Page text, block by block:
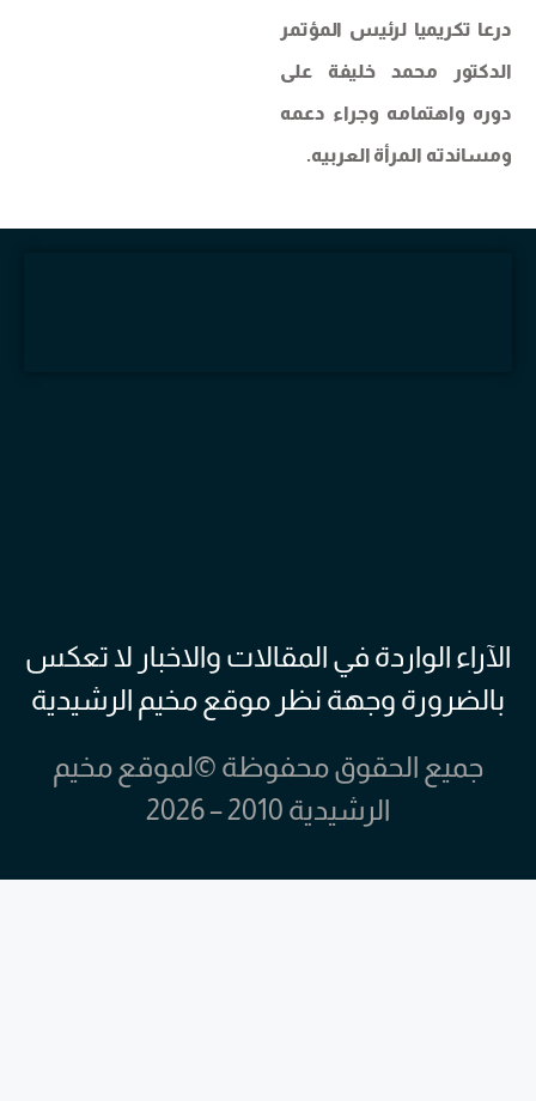
درعا تكريميا لرئيس المؤتمر
الدكتور محمد خليفة على
دوره واهتمامه وجراء دعمه
ومساندته المرأة العربيه.
الآراء الواردة في المقالات والاخبار لا تعكس
بالضرورة وجهة نظر موقع مخيم الرشيدية
جميع الحقوق محفوظة ©لموقع مخيم
الرشيدية 2010 – 2026